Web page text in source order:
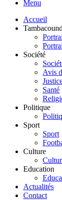
Menu
Accueil
Société
Avis
Santé
Politique
Sport
Sport
Culture
Education
Actualités
Contact